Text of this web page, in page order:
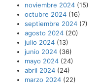
noviembre 2024 (15)
octubre 2024 (16)
septiembre 2024 (7)
agosto 2024 (20)
julio 2024 (13)
junio 2024 (36)
mayo 2024 (24)
abril 2024 (24)
marzo 2024 (22)